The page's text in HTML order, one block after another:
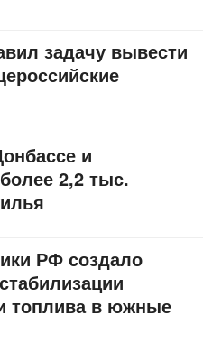
задачу вывести
и
2,2 тыс.
РФ создало
топлива в южные